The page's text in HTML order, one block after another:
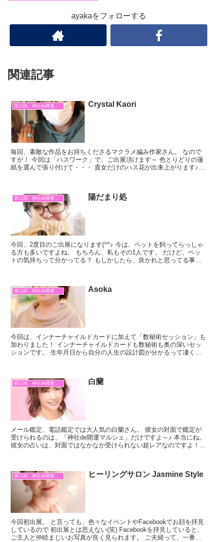
ayakaをフォローする
関連記事
Crystal Kaori
毎回、素敵な作品をお持ちくださるマクラメ編み作家さん。 なので
すが！ 今回は「ハスワーク」で、ご出展頂けます～ 色とりどりの蓮
紙を選んで張り付けて・・・ 貴女だけのハス花が出来上がります♪
第11回 神社de開運マルシェ 陽だまり処
今回、2度目のご出展になります(^^♪ 今は、ペットを飼ってらっしゃ
る方も多いですよね。 もちろん、私もその1人です。 だけど、ペッ
トの気持ちって分かってる？ もしかしたら、良かれと思ってる事が
Asoka
今回は、インナーチャイルドカードに加えて「数秘術セッション」も
加わりました！ インナーチャイルドカードも数秘術も奥の深いセッ
ションです。 生年月日から自分の人生の設計図が分かるって凄くな
第11回 神社de開運マルシェ 白蘭
メール鑑定、電話鑑定では大人気の白蘭さん。 彼女の対面で鑑定が
受けられるのは、「神社de開運マルシェ」だけですよ～♪ 本当にね。
彼女の占いは、対面ではなかなか受けられない超レアなのですよ！
ヒーリングサロン Jasmine Style
今回初出展。 と言っても、色々なイベントやFacebookでお顔を拝見
しているので 初出展とは思えない(笑) Facebookを拝見していると、
ご主人と仲睦まじいお写真が良く見られます。 ご夫婦って、一番身